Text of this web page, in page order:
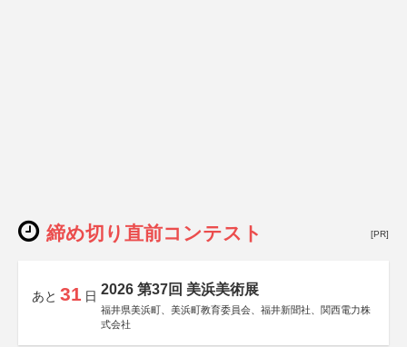
締め切り直前コンテスト [PR]
あと 31 日 2026 第37回 美浜美術展
福井県美浜町、美浜町教育委員会、福井新聞社、関西電力株
式会社